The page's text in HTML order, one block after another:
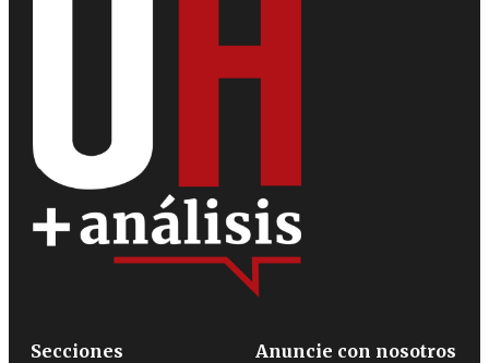
Secciones
Anuncie con nosotros